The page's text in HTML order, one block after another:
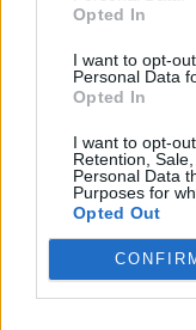
Opted In
I want to opt-
Personal Data
Opted In
I want to opt-
Retention,
Personal Data
Purposes for
Opted Out
ΑΠΟΨΕΙΣ